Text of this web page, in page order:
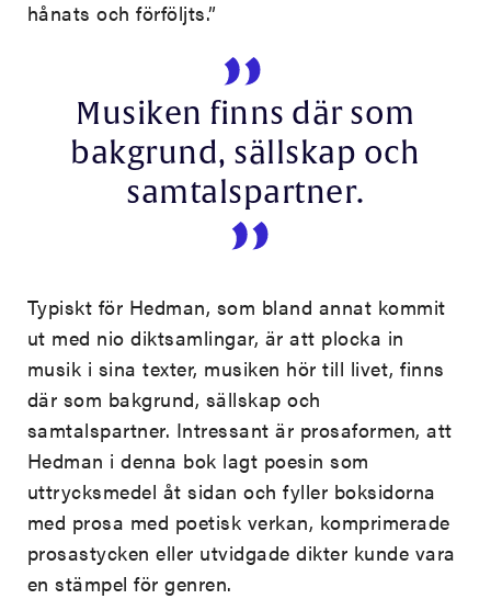
hånats och förföljts.”
Musiken finns där som
bakgrund, sällskap och
samtalspartner.
Typiskt för Hedman, som bland annat kommit
ut med nio diktsamlingar, är att plocka in
musik i sina texter, musiken hör till livet, finns
där som bakgrund, sällskap och
samtalspartner. Intressant är prosaformen, att
Hedman i denna bok lagt poesin som
uttrycksmedel åt sidan och fyller boksidorna
med prosa med poetisk verkan, komprimerade
prosastycken eller utvidgade dikter kunde vara
en stämpel för genren.